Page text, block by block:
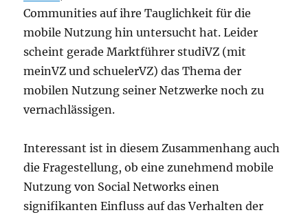
Communities auf ihre Tauglichkeit für die
mobile Nutzung hin untersucht hat. Leider
scheint gerade Marktführer studiVZ (mit
meinVZ und schuelerVZ) das Thema der
mobilen Nutzung seiner Netzwerke noch zu
vernachlässigen.
Interessant ist in diesem Zusammenhang auch
die Fragestellung, ob eine zunehmend mobile
Nutzung von Social Networks einen
signifikanten Einfluss auf das Verhalten der